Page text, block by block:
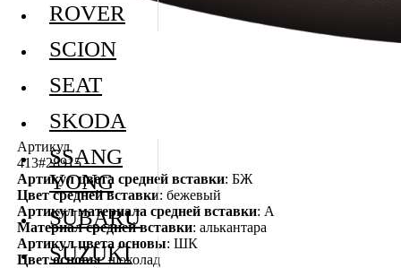
Артикул
413#28915
Артикул цвета средней вставки: БЖ
Цвет средней вставки: бежевый
Артикул материала средней вставки: А
Материал средней вставки: алькантара
Артикул цвета основы: ШК
Цвет основы: шоколад
ROVER
SCION
SEAT
SKODA
SSANG
YONG
SUBARU
SUZUKI